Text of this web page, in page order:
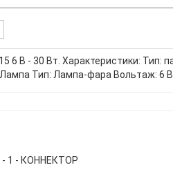
6 В - 30 Вт. Характеристики: Тип:
Тип: Лампа-фара Вольтаж: 6 В
- 1 - КОННЕКТОР